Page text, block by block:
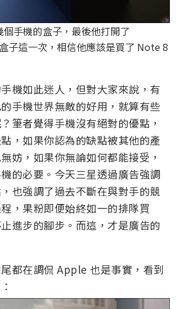
手機的盒子，最後他打開了
子這一次，相信他應該是買了 Note 8
機如此迷人，但對大家來說，有
手機世界無敵的好用，就算有些
筆者覺得手機沒有絕對的優點，
，如果你認為的缺點被其他的產
妨，如果你無論如何都能接受，
的必要。今天三星透過廣告強調
也強調了過去不斷在與對手的競
，果粉即便始終如一的排隊買
進步的腳步。而這，才是廣告的
都在調侃 Apple 也是事實，看到